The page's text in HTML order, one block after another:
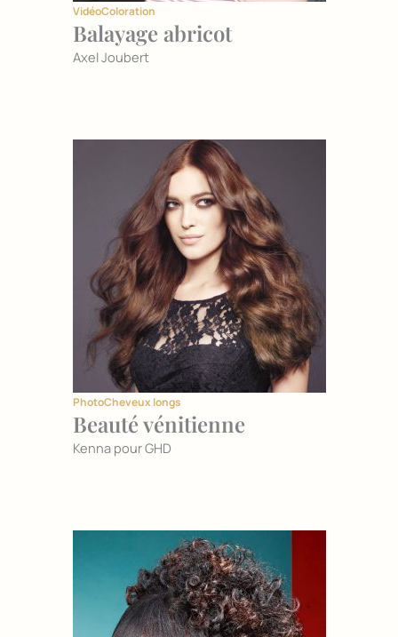
VidéoColoration
Balayage abricot
Axel Joubert
PhotoCheveux longs
Beauté vénitienne
Kenna pour GHD